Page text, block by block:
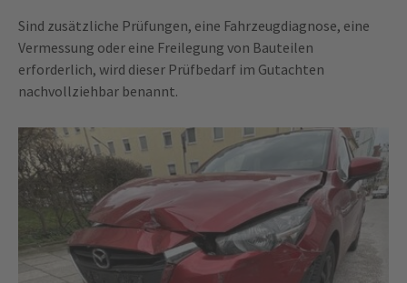
Sind zusätzliche Prüfungen, eine Fahrzeugdiagnose, eine
Vermessung oder eine Freilegung von Bauteilen
erforderlich, wird dieser Prüfbedarf im Gutachten
nachvollziehbar benannt.